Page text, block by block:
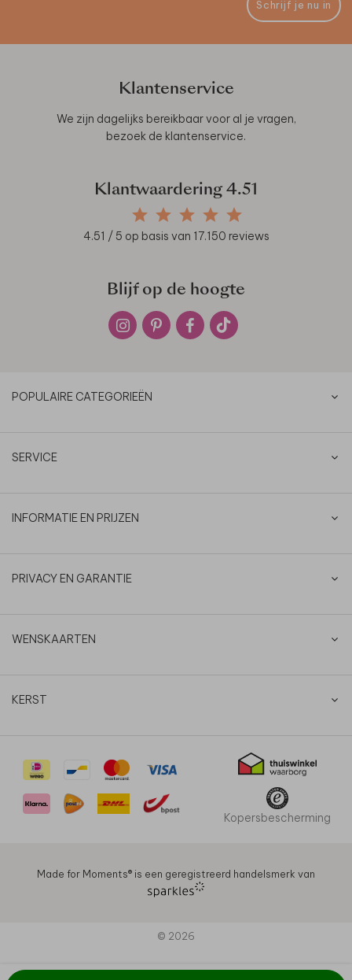
Schrijf je nu in
Klantenservice
We zijn dagelijks bereikbaar voor al je vragen,
bezoek de klantenservice.
Klantwaardering 4.51
4.51 / 5 op basis van 17.150 reviews
Blijf op de hoogte
POPULAIRE CATEGORIEËN
SERVICE
INFORMATIE EN PRIJZEN
PRIVACY EN GARANTIE
WENSKAARTEN
KERST
Kopersbescherming
Made for Moments®️ is een geregistreerd handelsmerk van
© 2026